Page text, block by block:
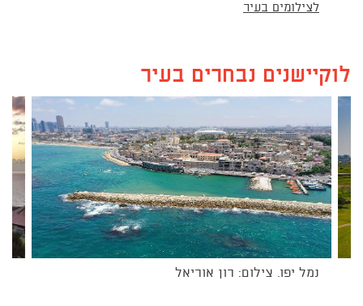
לצילומים בעיר
לוקיישנים נבחרים בעיר
נמל יפו. צילום: רון אוריאל